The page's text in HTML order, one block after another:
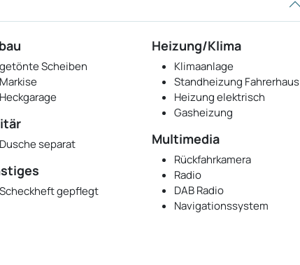
getönte Scheiben
Markise
Heckgarage
Heizung/Klima
Klimaanlage
Standheizung Fahrerhaus
Heizung elektrisch
Gasheizung
Dusche separat Multimedia
Rückfahrkamera
Radio
DAB Radio
Navigationssystem
Scheckheft gepflegt